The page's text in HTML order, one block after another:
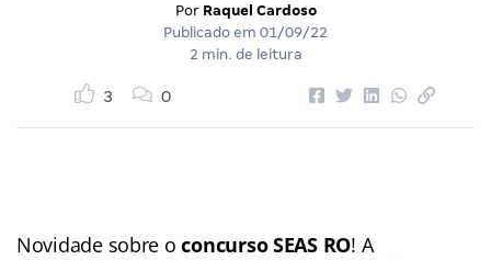
Por Raquel Cardoso
Publicado em 01/09/22
2 min. de leitura
3 0
Novidade sobre oconcurso SEAS RO! A